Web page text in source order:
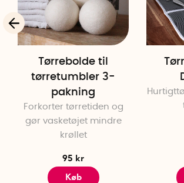
Tørrebolde til
tørretumbler 3-
pakning
Forkorter tørretiden og
gør vasketøjet mindre
krøllet
95 kr
Køb